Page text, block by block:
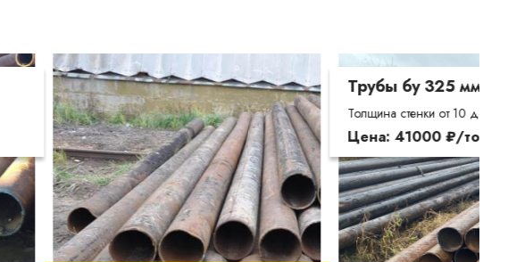
Трубы бу 325 мм
Толщина стенки от 10 до 15мм.
Цена: 41000 ₽/тонна